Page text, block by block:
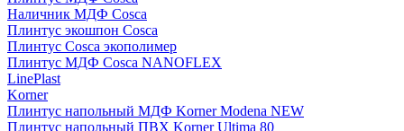
Наличник МДФ Cosca
Плинтус экошпон Cosca
Плинтус Cosca экополимер
Плинтус МДФ Cosca NANOFLEX
LinePlast
Korner
Плинтус напольный МДФ Korner Modena NEW
Плинтус напольный ПВХ Korner Ultima 80